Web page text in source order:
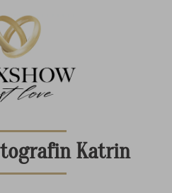
Katrin